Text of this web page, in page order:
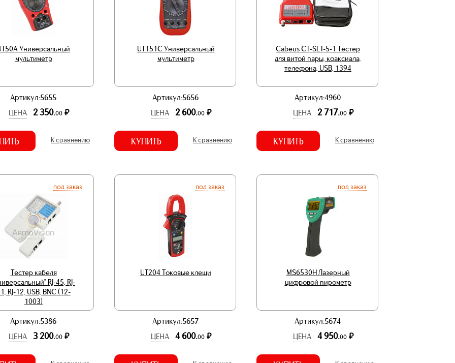
Универсальный
мультиметр
Артикул:5655
ЦЕНА
2 350.00 р.
К сравнению
UT151C Универсальный
мультиметр
Артикул:5656
ЦЕНА
2 600.00 р.
КУПИТЬ К сравнению
Cabeus CT-SLT-5-1 Тестер
для витой пары, коаксиала,
телефона, USB, 1394
Артикул:4960
ЦЕНА
2 717.00 р.
КУПИТЬ К сравнению
под заказ
Тестер кабеля
RJ-45, RJ-
RJ-12, USB, BNC (12-
1003)
Артикул:5386
ЦЕНА
3 200.00 р.
под заказ
UT204 Токовые клещи
Артикул:5657
ЦЕНА
4 600.00 р.
под заказ
MS6530H Лазерный
цифровой пирометр
Артикул:5674
ЦЕНА
4 950.00 р.